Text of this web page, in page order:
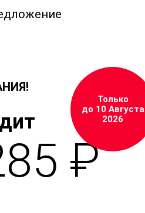
₽
Только
до 10 Августа
2026